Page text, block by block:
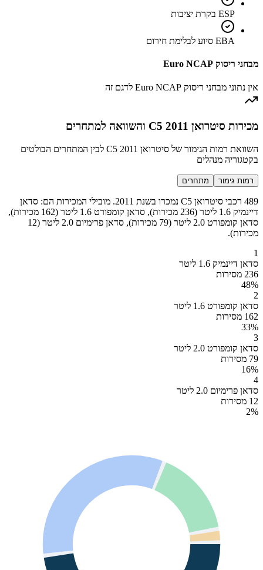
ESP בקרת יציבות
EBA סיוע לבלימת חירום
מבחני ריסוק Euro NCAP
אין נתוני מבחני ריסוק Euro NCAP לדגם זה
מכירות סיטרואן C5 2011 והשוואה למתחרים
השוואת רמות הגימור של סיטרואן C5 2011 לבין המתחרים הבולטים
בקטגוריה מנהלים
רמות גימור מתחרים
489 רכבי סיטרואן C5 נמכרו בשנת 2011. מובילי המכירות הם: סדאן
דיינמיק 1.6 ליטר (236 מכירות), סדאן קומפורט 1.6 ליטר (162 מכירות),
סדאן קומפורט 2.0 ליטר (79 מכירות), סדאן פרימיום 2.0 ליטר (12
מכירות).
1
סדאן דיינמיק 1.6 ליטר
236 מסירות
48%
2
סדאן קומפורט 1.6 ליטר
162 מסירות
33%
3
סדאן קומפורט 2.0 ליטר
79 מסירות
16%
4
סדאן פרימיום 2.0 ליטר
12 מסירות
2%